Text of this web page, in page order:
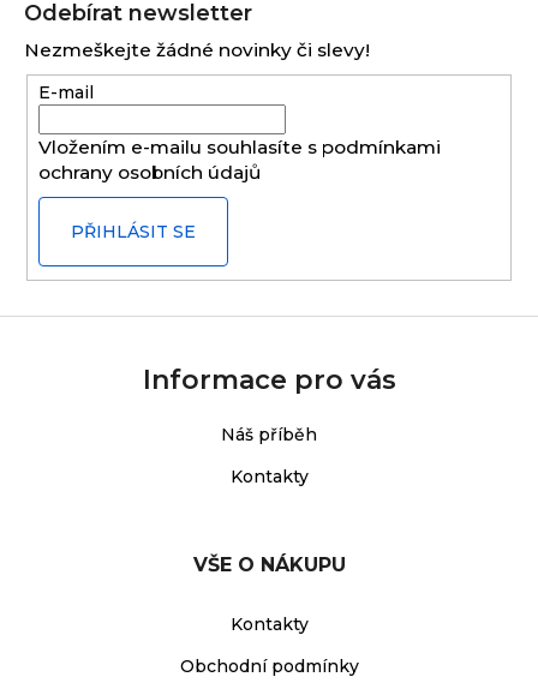
Odebírat newsletter
Nezmeškejte žádné novinky či slevy!
E-mail
Vložením e-mailu souhlasíte s podmínkami
ochrany osobních údajů
PŘIHLÁSIT SE
Informace pro vás
Náš příběh
Kontakty
VŠE O NÁKUPU
Kontakty
Obchodní podmínky